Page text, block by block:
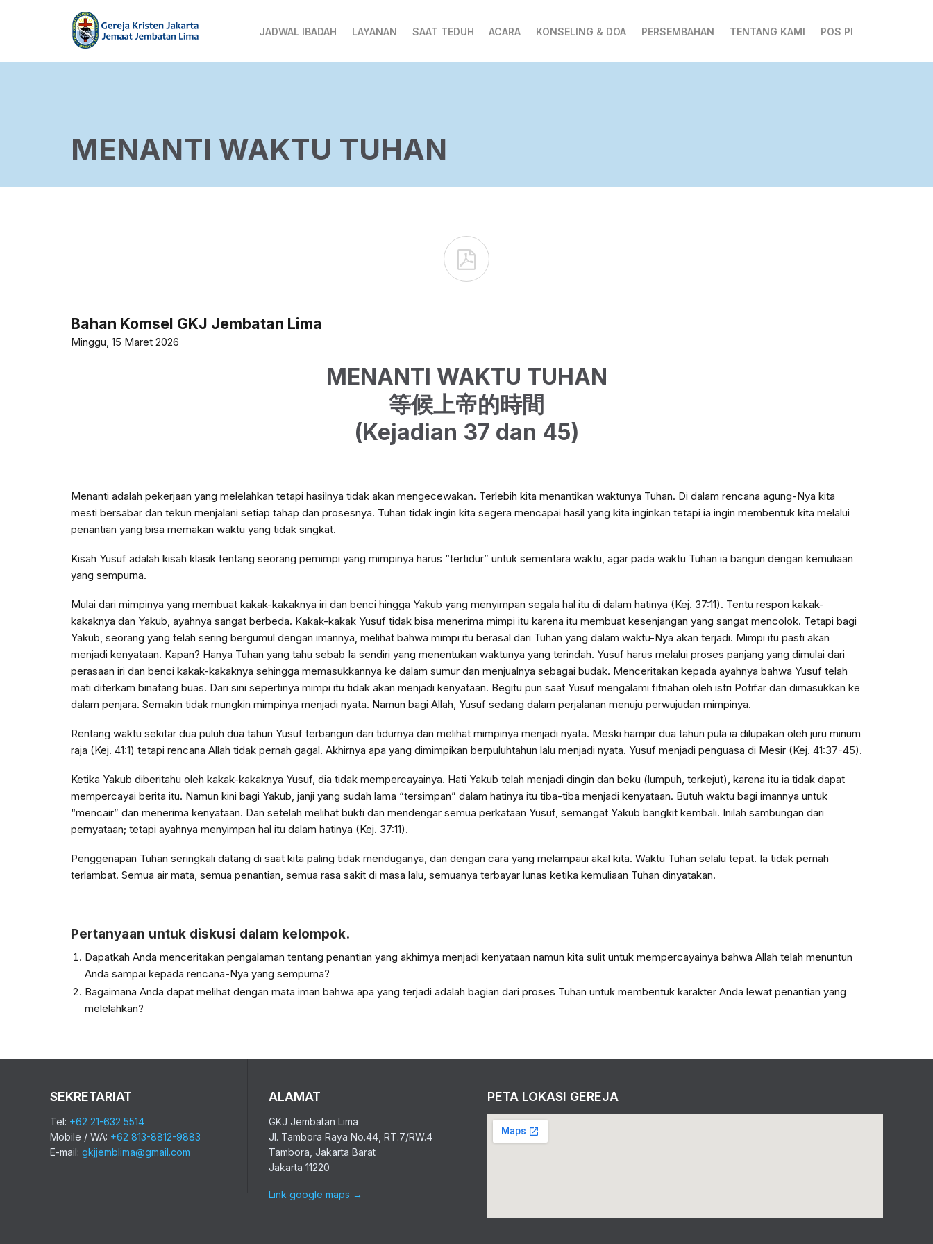
JADWAL IBADAH LAYANAN SAAT TEDUH ACARA KONSELING & DOA PERSEMBAHAN TENTANG KAMI POS PI
MENANTI WAKTU TUHAN

Bahan Komsel GKJ Jembatan Lima
Minggu, 15 Maret 2026
MENANTI WAKTU TUHAN
等候上帝的時間
(Kejadian 37 dan 45)
Menanti adalah pekerjaan yang melelahkan tetapi hasilnya tidak akan mengecewakan. Terlebih kita menantikan waktunya Tuhan. Di dalam rencana agung-Nya kita
mesti bersabar dan tekun menjalani setiap tahap dan prosesnya. Tuhan tidak ingin kita segera mencapai hasil yang kita inginkan tetapi ia ingin membentuk kita melalui
penantian yang bisa memakan waktu yang tidak singkat.
Kisah Yusuf adalah kisah klasik tentang seorang pemimpi yang mimpinya harus “tertidur” untuk sementara waktu, agar pada waktu Tuhan ia bangun dengan kemuliaan
yang sempurna.
Mulai dari mimpinya yang membuat kakak-kakaknya iri dan benci hingga Yakub yang menyimpan segala hal itu di dalam hatinya (Kej. 37:11). Tentu respon kakak-
kakaknya dan Yakub, ayahnya sangat berbeda. Kakak-kakak Yusuf tidak bisa menerima mimpi itu karena itu membuat kesenjangan yang sangat mencolok. Tetapi bagi
Yakub, seorang yang telah sering bergumul dengan imannya, melihat bahwa mimpi itu berasal dari Tuhan yang dalam waktu-Nya akan terjadi. Mimpi itu pasti akan
menjadi kenyataan. Kapan? Hanya Tuhan yang tahu sebab Ia sendiri yang menentukan waktunya yang terindah. Yusuf harus melalui proses panjang yang dimulai dari
perasaan iri dan benci kakak-kakaknya sehingga memasukkannya ke dalam sumur dan menjualnya sebagai budak. Menceritakan kepada ayahnya bahwa Yusuf telah
mati diterkam binatang buas. Dari sini sepertinya mimpi itu tidak akan menjadi kenyataan. Begitu pun saat Yusuf mengalami fitnahan oleh istri Potifar dan dimasukkan ke
dalam penjara. Semakin tidak mungkin mimpinya menjadi nyata. Namun bagi Allah, Yusuf sedang dalam perjalanan menuju perwujudan mimpinya.
Rentang waktu sekitar dua puluh dua tahun Yusuf terbangun dari tidurnya dan melihat mimpinya menjadi nyata. Meski hampir dua tahun pula ia dilupakan oleh juru minum
raja (Kej. 41:1) tetapi rencana Allah tidak pernah gagal. Akhirnya apa yang dimimpikan berpuluhtahun lalu menjadi nyata. Yusuf menjadi penguasa di Mesir (Kej. 41:37-45).
Ketika Yakub diberitahu oleh kakak-kakaknya Yusuf, dia tidak mempercayainya. Hati Yakub telah menjadi dingin dan beku (lumpuh, terkejut), karena itu ia tidak dapat
mempercayai berita itu. Namun kini bagi Yakub, janji yang sudah lama “tersimpan” dalam hatinya itu tiba-tiba menjadi kenyataan. Butuh waktu bagi imannya untuk
“mencair” dan menerima kenyataan. Dan setelah melihat bukti dan mendengar semua perkataan Yusuf, semangat Yakub bangkit kembali. Inilah sambungan dari
pernyataan; tetapi ayahnya menyimpan hal itu dalam hatinya (Kej. 37:11).
Penggenapan Tuhan seringkali datang di saat kita paling tidak menduganya, dan dengan cara yang melampaui akal kita. Waktu Tuhan selalu tepat. Ia tidak pernah
terlambat. Semua air mata, semua penantian, semua rasa sakit di masa lalu, semuanya terbayar lunas ketika kemuliaan Tuhan dinyatakan.
Pertanyaan untuk diskusi dalam kelompok.
Dapatkah Anda menceritakan pengalaman tentang penantian yang akhirnya menjadi kenyataan namun kita sulit untuk mempercayainya bahwa Allah telah menuntun
Anda sampai kepada rencana-Nya yang sempurna?
Bagaimana Anda dapat melihat dengan mata iman bahwa apa yang terjadi adalah bagian dari proses Tuhan untuk membentuk karakter Anda lewat penantian yang
melelahkan?
SEKRETARIAT
Tel: +62 21-632 5514
Mobile / WA: +62 813-8812-9883
E-mail: gkjjemblima@gmail.com
ALAMAT
GKJ Jembatan Lima
Jl. Tambora Raya No.44, RT.7/RW.4
Tambora, Jakarta Barat
Jakarta 11220
Link google maps →
PETA LOKASI GEREJA